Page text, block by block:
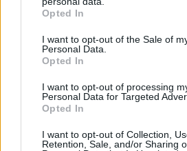
grant or deny consent to Google and
use your data for below specified
consent section.
Opted In
I want to opt-out of the Sale of
Personal Data.
Opted In
I want to opt-out of processing
Personal Data for Targeted
Opted In
I want to opt-out of Collection,
Retention, Sale, and/or Sharing
ονόματος «Τσίπρας», αλλά
φημολογία ότι επίκειται
του κ. Κασσελάκη….
Το τρίτοι κόμμα, της κυρίας
ενέχει τις προϋποθέσεις και
παράγων είναι η απέραντη